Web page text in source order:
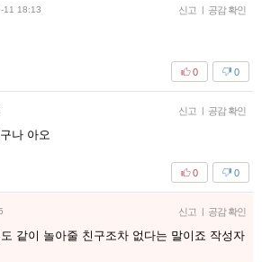
11 18:13 신고 | 공감 확인
0
0
신고 | 공감 확인
나 아오
0
0
신고 | 공감 확인
같이 놀아줄 친구조차 없다는 말이죠 작성자